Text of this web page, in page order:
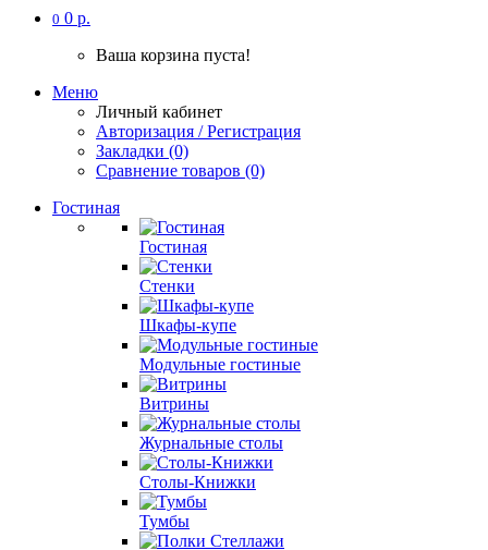
0 0 р.
Ваша корзина пуста!
Меню
Личный кабинет
Авторизация / Регистрация
Закладки (0)
Сравнение товаров (0)
Гостиная
Гостиная
Стенки
Шкафы-купе
Модульные гостиные
Витрины
Журнальные столы
Столы-Книжки
Тумбы